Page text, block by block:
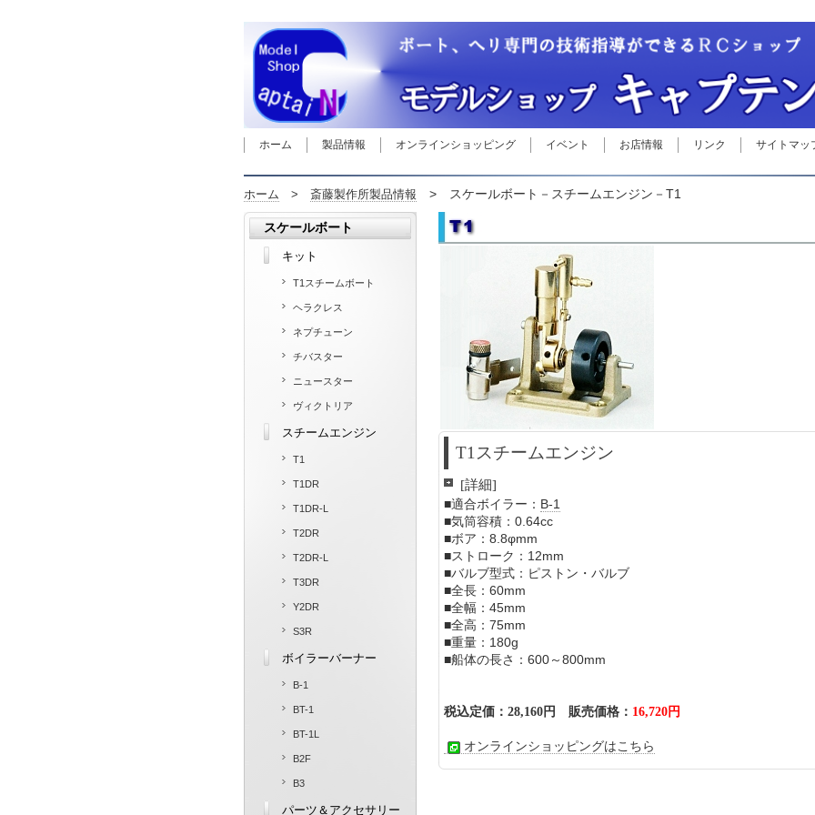
ホーム 製品情報 オンラインショッピング イベント お店情報 リンク サイトマッ
ホーム > 斎藤製作所製品情報 > スケールボート－スチームエンジン－T1
T1スチームエンジン
[詳細]
■適合ボイラー： B-1
■気筒容積：0.64cc
■ボア：8.8φmm
■ストローク：12mm
■バルブ型式：ピストン・バルブ
■全長：60mm
■全幅：45mm
■全高：75mm
■重量：180g
■船体の長さ：600～800mm
税込定価：28,160円 販売価格： 16,720円
オンラインショッピングはこちら
スケールボート
キット
T1スチームボート
ヘラクレス
ネプチューン
チバスター
ニュースター
ヴィクトリア
スチームエンジン
T1
T1DR
T1DR-L
T2DR
T2DR-L
T3DR
Y2DR
S3R
ボイラーバーナー
B-1
BT-1
BT-1L
B2F
B3
パーツ＆アクセサリー